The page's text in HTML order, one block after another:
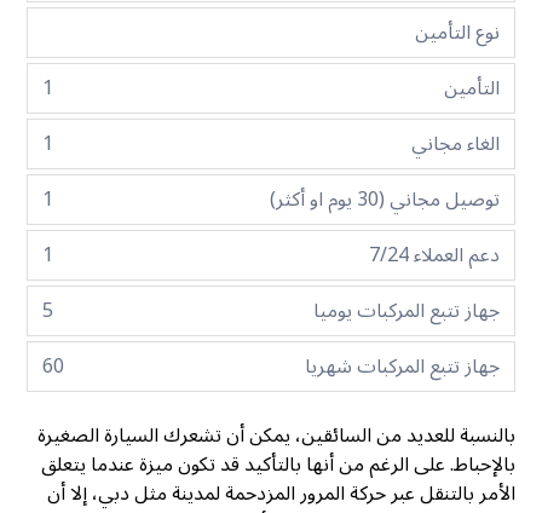
نوع التأمين
التأمين
1
الغاء مجاني
1
توصيل مجاني (30 يوم او أكثر)
1
دعم العملاء 7/24
1
جهاز تتبع المركبات يوميا
5
جهاز تتبع المركبات شهريا
60
بالنسبة للعديد من السائقين، يمكن أن تشعرك السيارة الصغيرة
بالإحباط. على الرغم من أنها بالتأكيد قد تكون ميزة عندما يتعلق
الأمر بالتنقل عبر حركة المرور المزدحمة لمدينة مثل دبي، إلا أن